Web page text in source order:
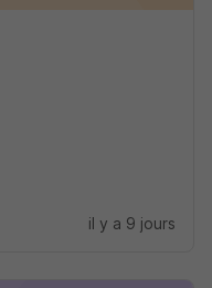
il y a 9 jours